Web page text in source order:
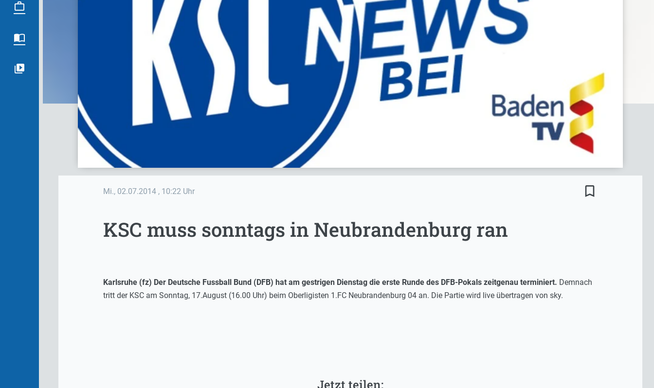
Mi., 02.07.2014 , 10:22 Uhr bookmark_border
KSC muss sonntags in Neubrandenburg ran
Karlsruhe (fz) Der Deutsche Fussball Bund (DFB) hat am gestrigen Dienstag die erste Runde des DFB-Pokals zeitgenau terminiert. Demnach
tritt der KSC am Sonntag, 17.August (16.00 Uhr) beim Oberligisten 1.FC Neubrandenburg 04 an. Die Partie wird live übertragen von sky.